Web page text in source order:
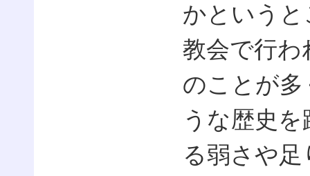
かという
教会で行わ
のことが
うな歴史
る弱さや